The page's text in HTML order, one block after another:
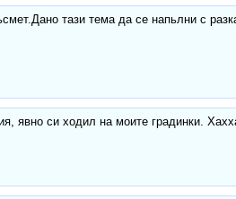
тази тема да се напьлни с
явно си ходил на моите градинки.